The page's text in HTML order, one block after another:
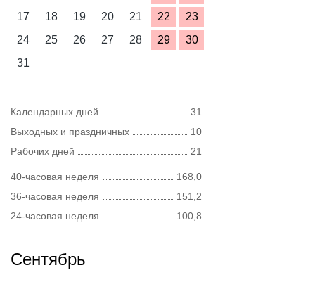
17
18 19 20 21 22
23
24
25 26 27 28 29
30
31
Календарных дней
31
Выходных и праздничных
10
Рабочих дней
21
40-часовая неделя
168,0
36-часовая неделя
151,2
24-часовая неделя
100,8
Сентябрь